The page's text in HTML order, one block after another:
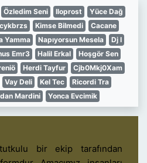
Özledim Seni Iloprost
Yüce Dağ
Kimse Bilmedi
Cacane
Yamma Napıyorsun Mesela
Dj I
Emr3 Halil Erkal
Hoşgör Sen
Herdi Tayfur
Cjb0Mkj0Xam
Vay Deli Kel Tec
Ricordi Tra
Mardini Yonca Evcimik
bir ekip tarafından